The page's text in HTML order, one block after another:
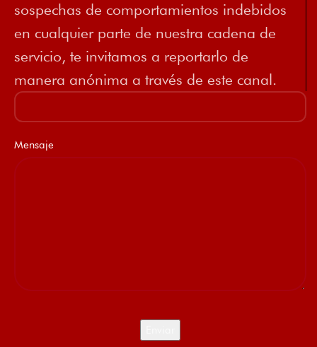
sospechas de comportamientos indebidos
en cualquier parte de nuestra cadena de
servicio, te invitamos a reportarlo de
manera anónima a través de este canal.
Mensaje